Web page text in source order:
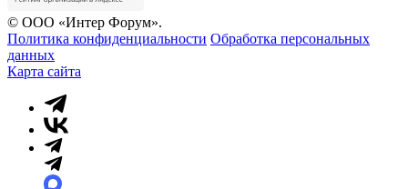
© ООО «Интер Форум».
Политика конфиденциальности Обработка персональных
данных
Карта сайта